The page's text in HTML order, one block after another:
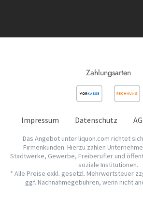
Zahlungsarten
Impressum Datenschutz
Das Angebot unter liquon.com richtet
Firmenkunden. Hierzu zählen
Stadtwerke, Gewerbe, Freiberufler und
soziale Institutionen.
* Alle Preise exkl. gesetzl. Mehrwertsteuer
ggf. Nachnahmegebühren, wenn nicht